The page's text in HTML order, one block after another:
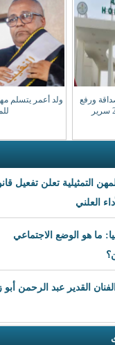
مهامه نقيبا للهيئة الوطنية
قانون
أبو زهرة